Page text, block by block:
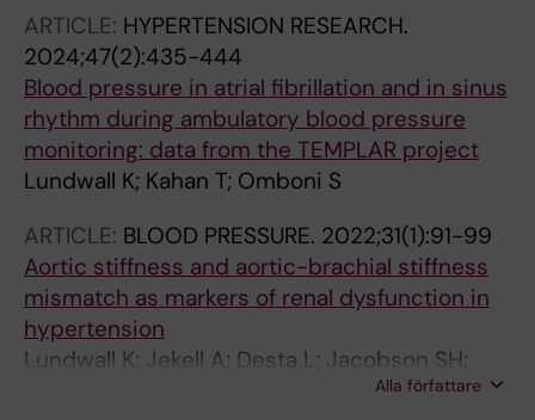
ARTICLE: HYPERTENSION RESEARCH.
2024;47(2):435-444
Blood pressure in atrial fibrillation and in sinus
rhythm during ambulatory blood pressure
monitoring: data from the TEMPLAR project
Lundwall K; Kahan T; Omboni S
ARTICLE: BLOOD PRESSURE. 2022;31(1):91-99
Aortic stiffness and aortic-brachial stiffness
mismatch as markers of renal dysfunction in
hypertension
Lundwall K; Jekell A; Desta L; Jacobson SH;
Alla författare